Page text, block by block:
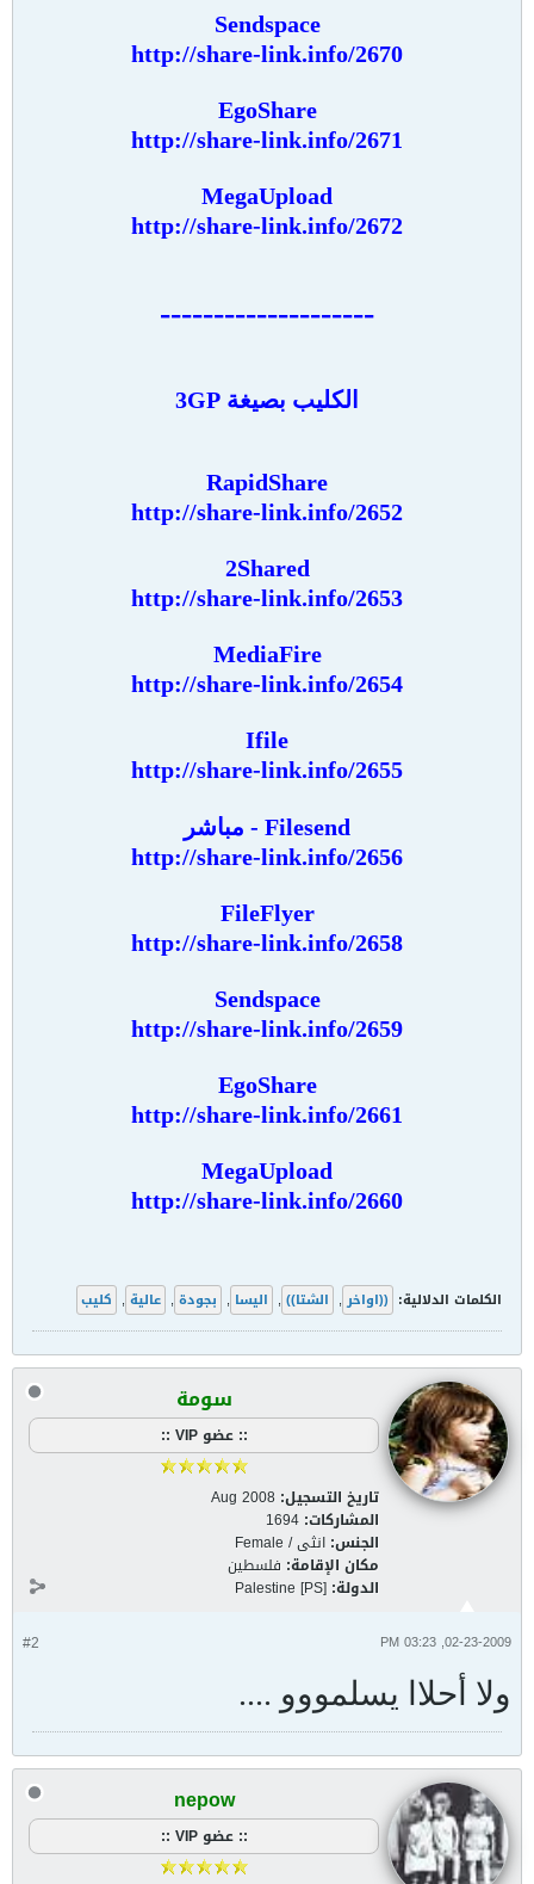
Sendspace
http://share-link.info/2670
EgoShare
http://share-link.info/2671
MegaUpload
http://share-link.info/2672
--------------------
الكليب بصيغة 3GP
RapidShare
http://share-link.info/2652
2Shared
http://share-link.info/2653
MediaFire
http://share-link.info/2654
Ifile
http://share-link.info/2655
Filesend - مباشر
http://share-link.info/2656
FileFlyer
http://share-link.info/2658
Sendspace
http://share-link.info/2659
EgoShare
http://share-link.info/2661
MegaUpload
http://share-link.info/2660
الكلمات الدلالية: ((اواخر , الشتا)) , اليسا , بجودة , عالية , كليب
سومة
:: عضو VIP ::
تاريخ التسجيل: Aug 2008
المشاركات: 1694
الجنس: انثى / Female
مكان الإقامة: فلسطين
الدولة: Palestine [PS]
#2 02-23-2009, 03:23 PM
ولا أحلاا يسلمووو ....
nepow
:: عضو VIP ::